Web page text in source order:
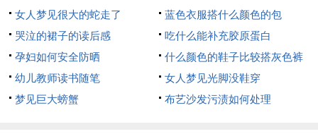
女人梦见很大的蛇走了
蓝色衣服搭什么颜色的包
哭泣的裙子的读后感
吃什么能补充胶原蛋白
孕妇如何安全防晒
什么颜色的鞋子比较搭灰色裤
子
幼儿教师读书随笔
女人梦见光脚没鞋穿
梦见巨大螃蟹
布艺沙发污渍如何处理